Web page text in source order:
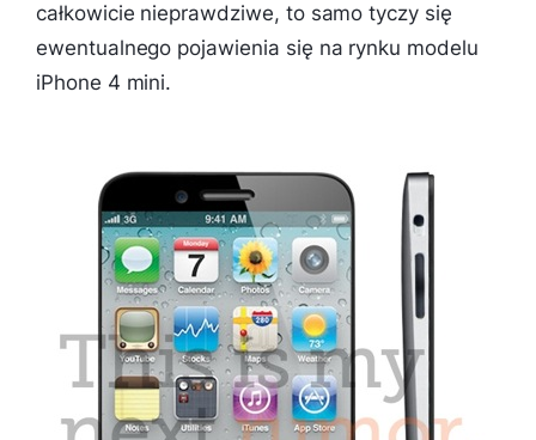
całkowicie nieprawdziwe, to samo tyczy się
ewentualnego pojawienia się na rynku modelu
iPhone 4 mini.